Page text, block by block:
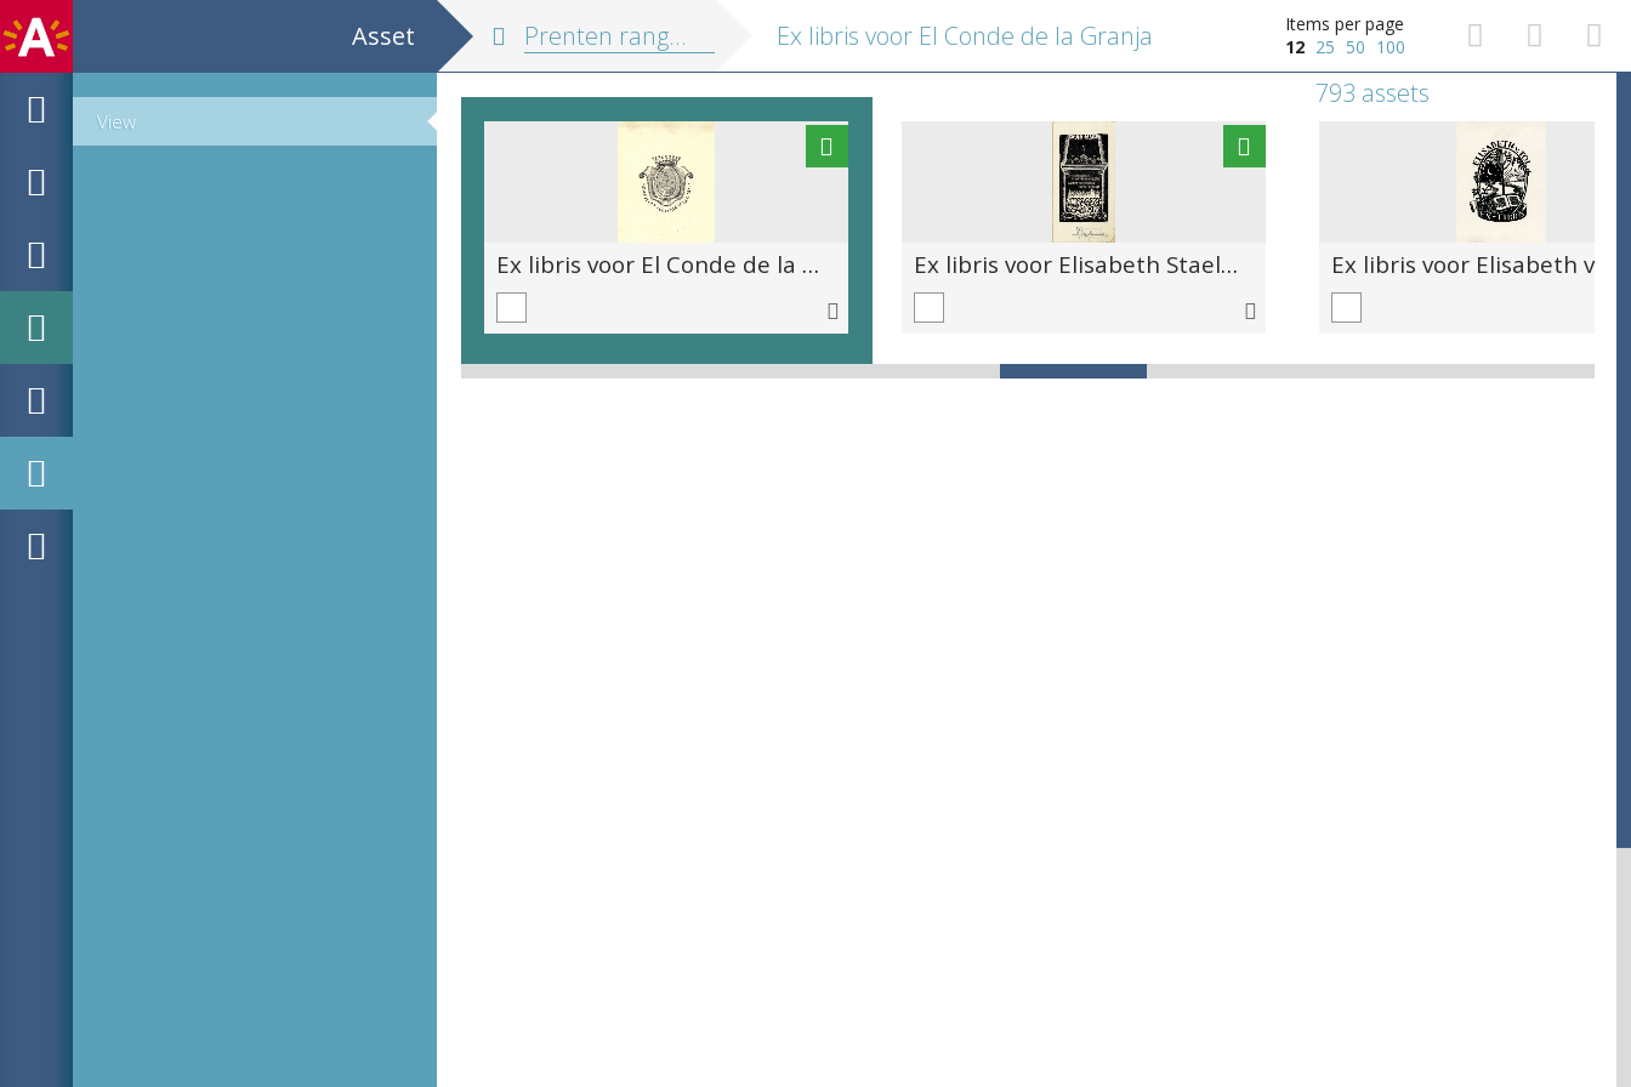
Asset
View
Prenten range 12 Ex libris voor El Conde de la Granja
Items per page
12 25 50 100
793 assets
Ex libris voor El Conde de la Granja Ex libris voor Elisabeth Staelens door Gerard Schelpe